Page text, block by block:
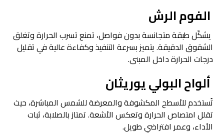
الفوم الرش
يشكّل طبقة متجانسة بدون فواصل، تمنع تسرب الحرارة وتغلق
الشقوق الدقيقة. يتميز بسرعة التنفيذ وكفاءة عالية في تقليل
درجات الحرارة داخل المبنى.
ألواح البولي يوريثان
تُستخدم للأسطح المكشوفة والمعرضة للشمس المباشرة، حيث
تقلل امتصاص الحرارة وتعكس الأشعة. تمتاز بالصلابة، ثبات
الأداء، وعمر افتراضي طويل.